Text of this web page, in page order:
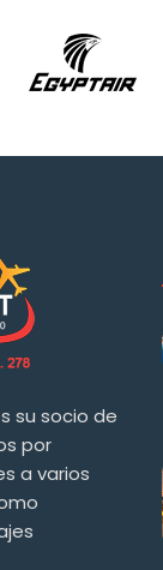
su socio de
por
a varios